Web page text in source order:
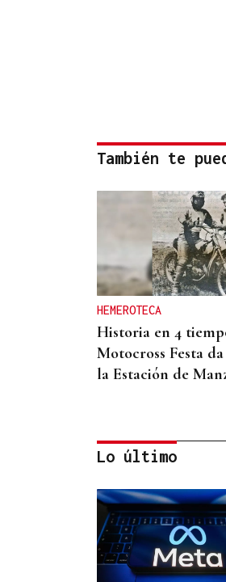
También te
HEMEROTECA
Historia en 4
Motocross Festa
la Estación de
AUTO JUDICIAL
La Justicia frena un
proyecto eólico en
Lo último